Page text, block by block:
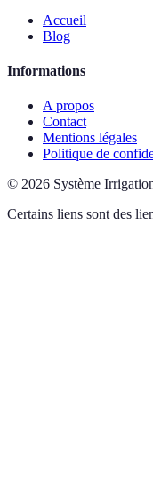
Accueil
Blog
Informations
A propos
Contact
Mentions légales
Politique de
© 2026 Système
Certains liens sont des